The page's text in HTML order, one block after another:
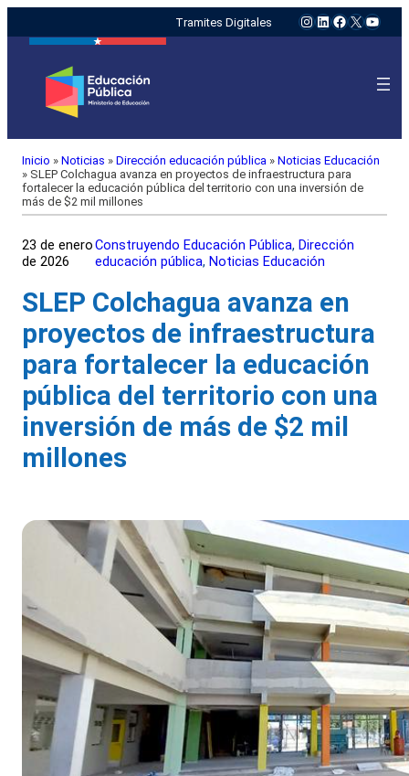
Tramites Digitales Instagram
LinkedIn
Facebook
X
Inicio » Noticias » Dirección educación pública » Noticias Educación
» SLEP Colchagua avanza en proyectos de infraestructura para
fortalecer la educación pública del territorio con una inversión de
más de $2 mil millones
23 de enero
de 2026
Construyendo Educación Pública, Dirección
educación pública, Noticias Educación
SLEP Colchagua avanza en
proyectos de infraestructura
para fortalecer la educación
pública del territorio con una
inversión de más de $2 mil
millones